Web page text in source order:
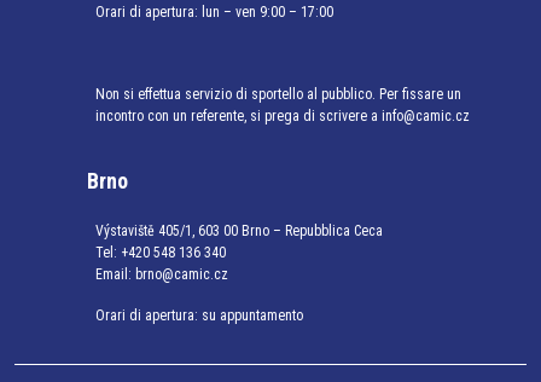
Orari di apertura: lun – ven 9:00 – 17:00
Non si effettua servizio di sportello al pubblico. Per fissare un
incontro con un referente, si prega di scrivere a info@camic.cz
Brno
Výstaviště 405/1, 603 00 Brno – Repubblica Ceca
Tel: +420 548 136 340
Email: brno@camic.cz
Orari di apertura: su appuntamento